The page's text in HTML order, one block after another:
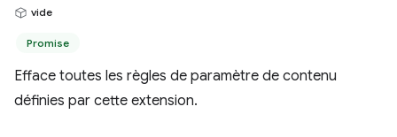
vide
Promise
Efface toutes les règles de paramètre de contenu
définies par cette extension.